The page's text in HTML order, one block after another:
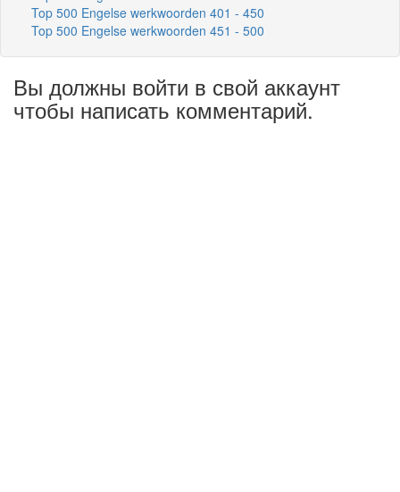
Top 500 Engelse werkwoorden 401 - 450
Top 500 Engelse werkwoorden 451 - 500
Вы должны войти в свой аккаунт
чтобы написать комментарий.